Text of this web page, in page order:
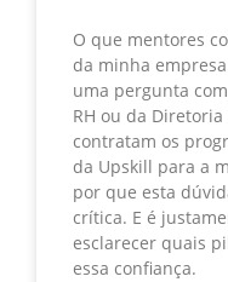
O que mentores
da minha
uma pergunta
RH ou da
contratam os
da Upskill para a
por que esta
crítica. E é
esclarecer quais
essa confiança.